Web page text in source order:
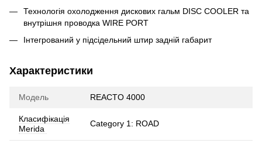
Технологія охолодження дискових гальм DISC COOLER та
внутрішня проводка WIRE PORT
Інтегрований у підсідельний штир задній габарит
Характеристики
Модель REACTO 4000
Класифікація
Merida
Category 1: ROAD